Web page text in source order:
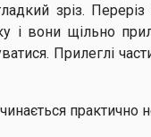
зріз.
і вони щільно
Прилеглі
практично